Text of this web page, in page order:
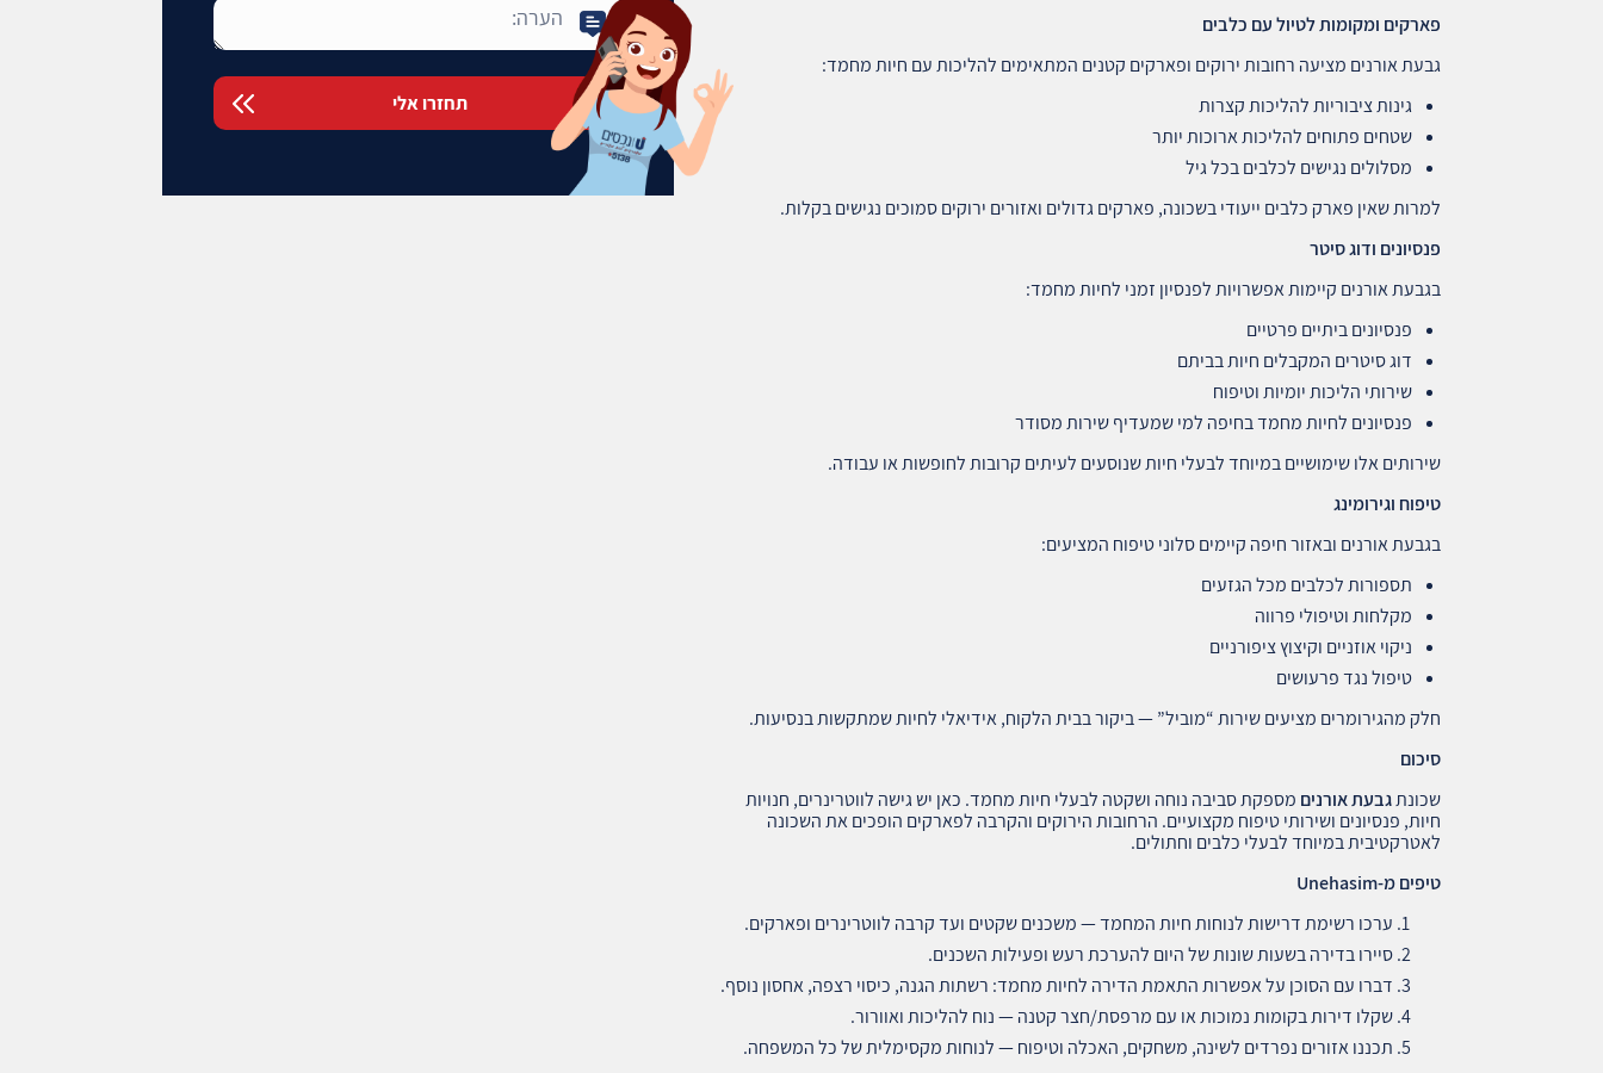
פארקים ומקומות לטיול עם כלבים
גבעת אורנים מציעה רחובות ירוקים ופארקים קטנים המתאימים להליכות עם חיות מחמד:
גינות ציבוריות להליכות קצרות
שטחים פתוחים להליכות ארוכות יותר
מסלולים נגישים לכלבים בכל גיל
למרות שאין פארק כלבים ייעודי בשכונה, פארקים גדולים ואזורים ירוקים סמוכים נגישים בקלות.
פנסיונים ודוג סיטר
בגבעת אורנים קיימות אפשרויות לפנסיון זמני לחיות מחמד:
פנסיונים ביתיים פרטיים
דוג סיטרים המקבלים חיות בביתם
שירותי הליכות יומיות וטיפוח
פנסיונים לחיות מחמד בחיפה למי שמעדיף שירות מסודר
שירותים אלו שימושיים במיוחד לבעלי חיות שנוסעים לעיתים קרובות לחופשות או עבודה.
טיפוח וגירומינג
בגבעת אורנים ובאזור חיפה קיימים סלוני טיפוח המציעים:
תספורות לכלבים מכל הגזעים
מקלחות וטיפולי פרווה
ניקוי אוזניים וקיצוץ ציפורניים
טיפול נגד פרעושים
חלק מהגירומרים מציעים שירות “מוביל” — ביקור בבית הלקוח, אידיאלי לחיות שמתקשות בנסיעות.
סיכום
שכונתגבעת אורנים מספקת סביבה נוחה ושקטה לבעלי חיות מחמד. כאן יש גישה לווטרינרים, חנויות
חיות, פנסיונים ושירותי טיפוח מקצועיים. הרחובות הירוקים והקרבה לפארקים הופכים את השכונה
לאטרקטיבית במיוחד לבעלי כלבים וחתולים.
טיפים מ-Unehasim
ערכו רשימת דרישות לנוחות חיות המחמד — משכנים שקטים ועד קרבה לווטרינרים ופארקים.
סיירו בדירה בשעות שונות של היום להערכת רעש ופעילות השכנים.
דברו עם הסוכן על אפשרות התאמת הדירה לחיות מחמד: רשתות הגנה, כיסוי רצפה, אחסון נוסף.
שקלו דירות בקומות נמוכות או עם מרפסת/חצר קטנה — נוח להליכות ואוורור.
תכננו אזורים נפרדים לשינה, משחקים, האכלה וטיפוח — לנוחות מקסימלית של כל המשפחה.